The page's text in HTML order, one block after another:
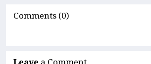
Comments (0)